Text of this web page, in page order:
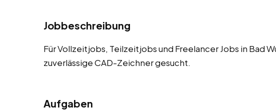
Jobbeschreibung
Für Vollzeitjobs, Teilzeitjobs und Freelancer Jobs in Bad
zuverlässige CAD-Zeichner gesucht.
Aufgaben